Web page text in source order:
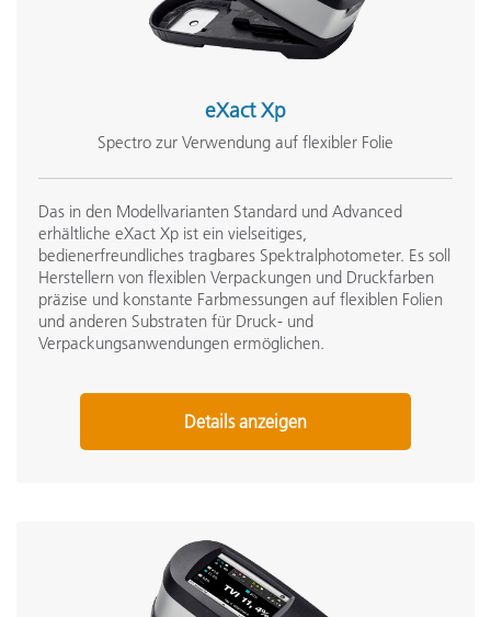
eXact Xp
Spectro zur Verwendung auf flexibler Folie
Das in den Modellvarianten Standard und Advanced
erhältliche eXact Xp ist ein vielseitiges,
bedienerfreundliches tragbares Spektralphotometer. Es soll
Herstellern von flexiblen Verpackungen und Druckfarben
präzise und konstante Farbmessungen auf flexiblen Folien
und anderen Substraten für Druck- und
Verpackungsanwendungen ermöglichen.
Details anzeigen